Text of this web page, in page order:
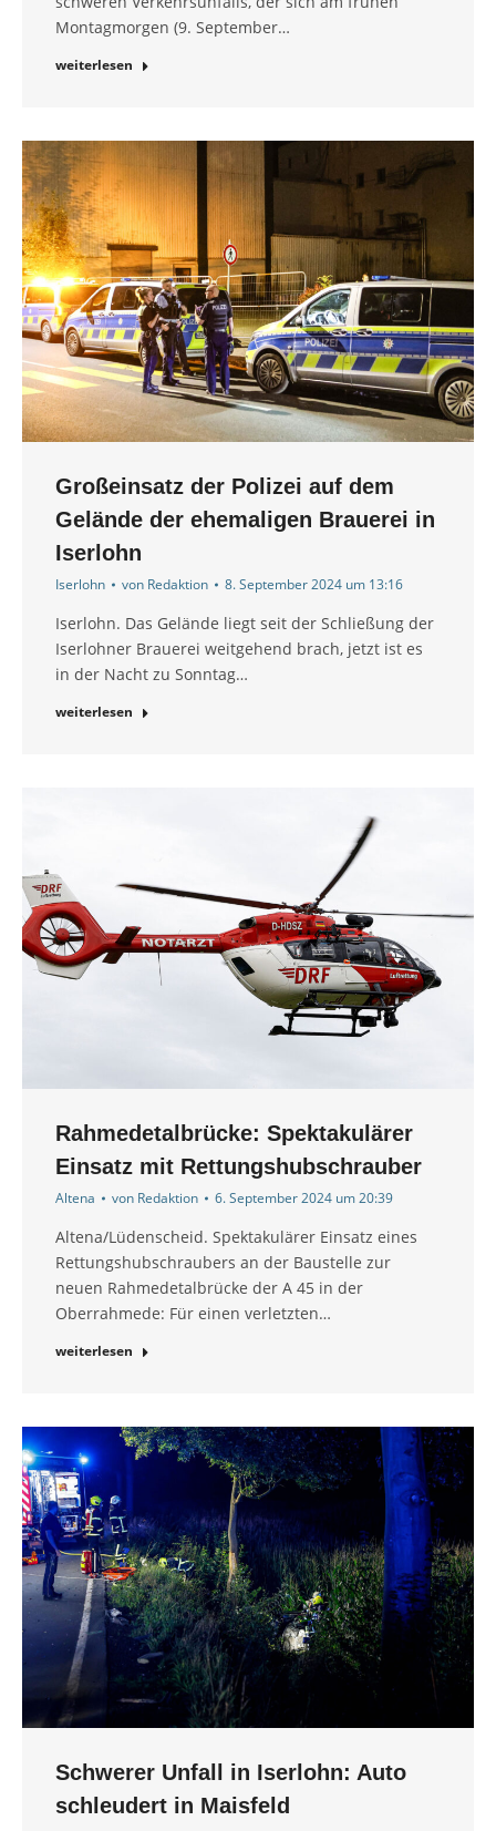
Montagmorgen (9. September…
weiterlesen
Großeinsatz der Polizei auf dem
Gelände der ehemaligen Brauerei in
Iserlohn
Iserlohn von Redaktion 8. September 2024 um 13:16
Iserlohn. Das Gelände liegt seit der Schließung der
Iserlohner Brauerei weitgehend brach, jetzt ist es
in der Nacht zu Sonntag…
weiterlesen
Rahmedetalbrücke: Spektakulärer
Einsatz mit Rettungshubschrauber
Altena von Redaktion 6. September 2024 um 20:39
Altena/Lüdenscheid. Spektakulärer Einsatz eines
Rettungshubschraubers an der Baustelle zur
neuen Rahmedetalbrücke der A 45 in der
Oberrahmede: Für einen verletzten…
weiterlesen
Schwerer Unfall in Iserlohn: Auto
schleudert in Maisfeld